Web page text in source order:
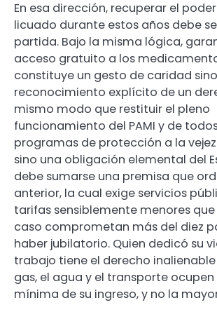
En esa dirección, recuperar el
licuado durante estos años debe
partida. Bajo la misma lógica,
acceso gratuito a los
constituye un gesto de caridad
reconocimiento explícito de un
mismo modo que restituir el pleno
funcionamiento del PAMI y de
programas de protección a la vejez
sino una obligación elemental del
debe sumarse una premisa que
anterior, la cual exige servicios
tarifas sensiblemente menores que
caso comprometan más del diez
haber jubilatorio. Quien dedicó su
trabajo tiene el derecho inalienable
gas, el agua y el transporte
mínima de su ingreso, y no la